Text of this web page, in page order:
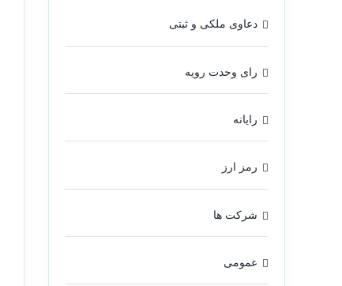
دعاوی ملکی و ثبتی
رای وحدت رویه
رایانه
رمز ارز
شرکت ها
عمومی